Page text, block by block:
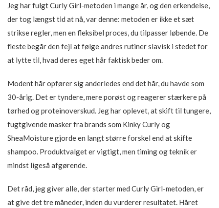
Jeg har fulgt Curly Girl-metoden i mange år, og den erkendelse,
der tog længst tid at nå, var denne: metoden er ikke et sæt
strikse regler, men en fleksibel proces, du tilpasser løbende. De
fleste begår den fejl at følge andres rutiner slavisk i stedet for
at lytte til, hvad deres eget hår faktisk beder om.
Modent hår opfører sig anderledes end det hår, du havde som
30-årig. Det er tyndere, mere porøst og reagerer stærkere på
tørhed og proteinoverskud. Jeg har oplevet, at skift til tungere,
fugtgivende masker fra brands som Kinky Curly og
SheaMoisture gjorde en langt større forskel end at skifte
shampoo. Produktvalget er vigtigt, men timing og teknik er
mindst ligeså afgørende.
Det råd, jeg giver alle, der starter med Curly Girl-metoden, er
at give det tre måneder, inden du vurderer resultatet. Håret